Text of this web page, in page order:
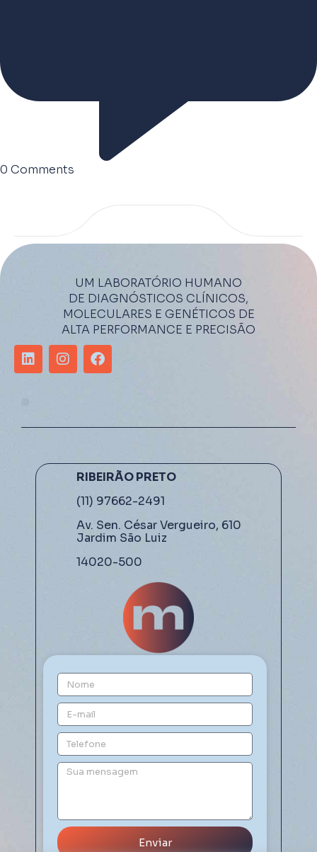
0 Comments
UM LABORATÓRIO HUMANO
DE DIAGNÓSTICOS CLÍNICOS,
MOLECULARES E GENÉTICOS DE
ALTA PERFORMANCE E PRECISÃO
RIBEIRÃO PRETO
(11) 97662-2491
Av. Sen. César Vergueiro, 610
Jardim São Luiz
14020-500
Enviar